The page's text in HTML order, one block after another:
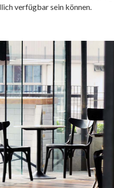
verfügbar sein können.